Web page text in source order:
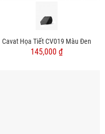
Cavat Họa Tiết CV019 Màu Đen
145,000 ₫